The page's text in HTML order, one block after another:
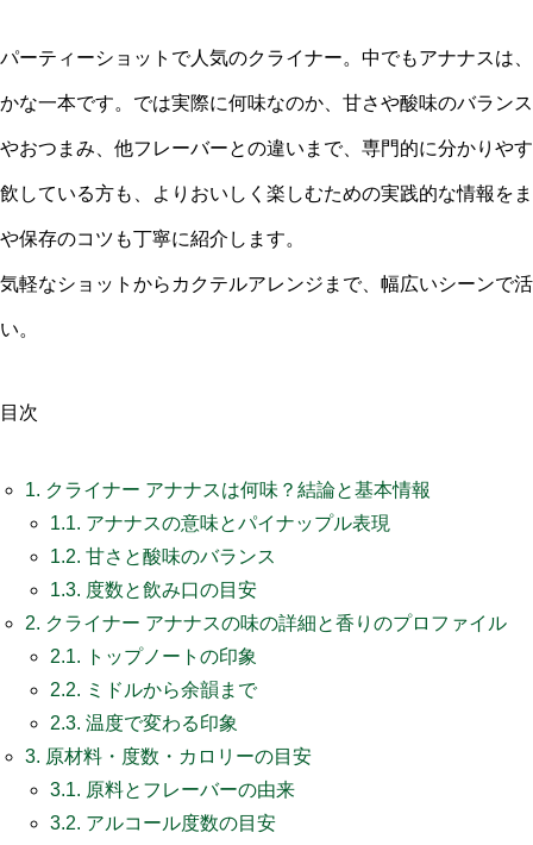
パーティーショットで人気のクライナー。中でもアナナスは
かな一本です。では実際に何味なのか、甘さや酸味のバラン
やおつまみ、他フレーバーとの違いまで、専門的に分かりや
飲している方も、よりおいしく楽しむための実践的な情報を
や保存のコツも丁寧に紹介します。
気軽なショットからカクテルアレンジまで、幅広いシーンで
い。
目次
1. クライナー アナナスは何味？結論と基本情報
1.1. アナナスの意味とパイナップル表現
1.2. 甘さと酸味のバランス
1.3. 度数と飲み口の目安
2. クライナー アナナスの味の詳細と香りのプロファイル
2.1. トップノートの印象
2.2. ミドルから余韻まで
2.3. 温度で変わる印象
3. 原材料・度数・カロリーの目安
3.1. 原料とフレーバーの由来
3.2. アルコール度数の目安